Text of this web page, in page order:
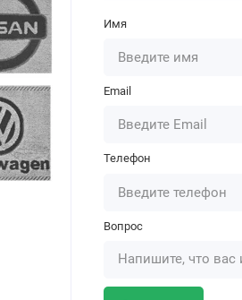
Имя
Email
Телефон
Вопрос